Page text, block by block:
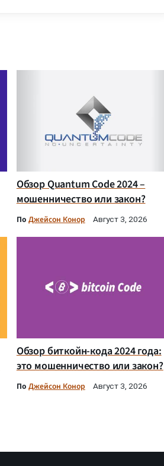
Обзор Quantum Code 2024 –
мошенничество или закон?
По Джейсон Конор Август 3, 2026
Обзор биткойн-кода 2024 года:
это мошенничество или закон?
По Джейсон Конор Август 3, 2026